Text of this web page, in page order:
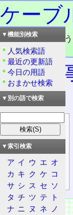
ケーブ
読み：けーぶるこ
品詞：名詞
電気工
法。
目次
概要
特徴
基本事項
地中配線
概要
▼機能別検索
人気検索語
最近の更新語
今日の用語
おまかせ検索
▼別の語で検索
▼索引検索
ア イ ウ エ オ
カ キ ク ケ コ
サ シ ス セ ソ
タ チ ツ テ
ト
ナ ニ ヌ ネ
ノ